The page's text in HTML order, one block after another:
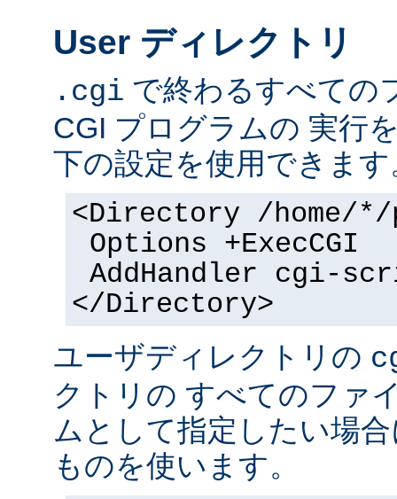
User ディレクトリ
.cgi で終わるすべての
CGI プログラムの 実行
下の設定を使用できます
<Directory /home/
Options +ExecCGI
AddHandler cgi-
</Directory>
ユーザディレクトリの
クトリの すべてのファ
ムとして指定したい場
ものを使います。